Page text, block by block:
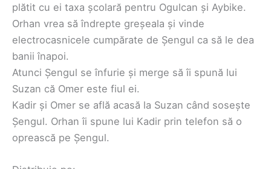
plătit cu ei taxa școlară pentru Ogulcan și Aybike.
Orhan vrea să îndrepte greșeala și vinde
electrocasnicele cumpărate de Șengul ca să le dea
banii înapoi.
Atunci Șengul se înfurie și merge să îi spună lui
Suzan că Omer este fiul ei.
Kadir și Omer se află acasă la Suzan când sosește
Șengul. Orhan îi spune lui Kadir prin telefon să o
oprească pe Șengul.